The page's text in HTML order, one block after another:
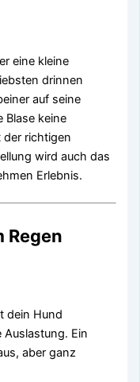
eine kleine
drinnen
auf seine
Blase keine
der richtigen
wird auch das
Erlebnis.
Regen
dein Hund
Ein
aber ganz